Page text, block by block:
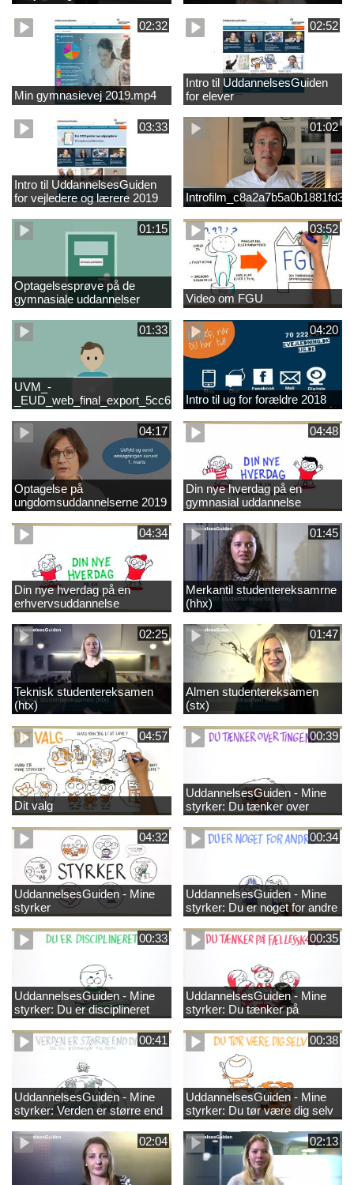
02:32
Min gymnasievej 2019.mp4
02:52
Intro til UddannelsesGuiden
for elever
03:33
Intro til UddannelsesGuiden
for vejledere og lærere 2019
01:02
01:15
Optagelsesprøve på de
gymnasiale uddannelser
03:52
Video om FGU
01:33
UVM_-
04:20
Intro til ug for forældre 2018
04:17
Optagelse på
ungdomsuddannelserne 2019
04:48
Din nye hverdag på en
gymnasial uddannelse
04:34
Din nye hverdag på en
erhvervsuddannelse
01:45
Merkantil studentereksamrne
(hhx)
02:25
Teknisk studentereksamen
(htx)
01:47
Almen studentereksamen
(stx)
04:57
Dit valg
00:39
UddannelsesGuiden - Mine
styrker: Du tænker over
tingene
04:32
UddannelsesGuiden - Mine
styrker
00:34
UddannelsesGuiden - Mine
styrker: Du er noget for andre
00:33
UddannelsesGuiden - Mine
styrker: Du er disciplineret
00:35
UddannelsesGuiden - Mine
styrker: Du tænker på
fællesskabet
00:41
UddannelsesGuiden - Mine
styrker: Verden er større end
dig og du bidrager til den
00:38
UddannelsesGuiden - Mine
styrker: Du tør være dig selv
02:04 02:13